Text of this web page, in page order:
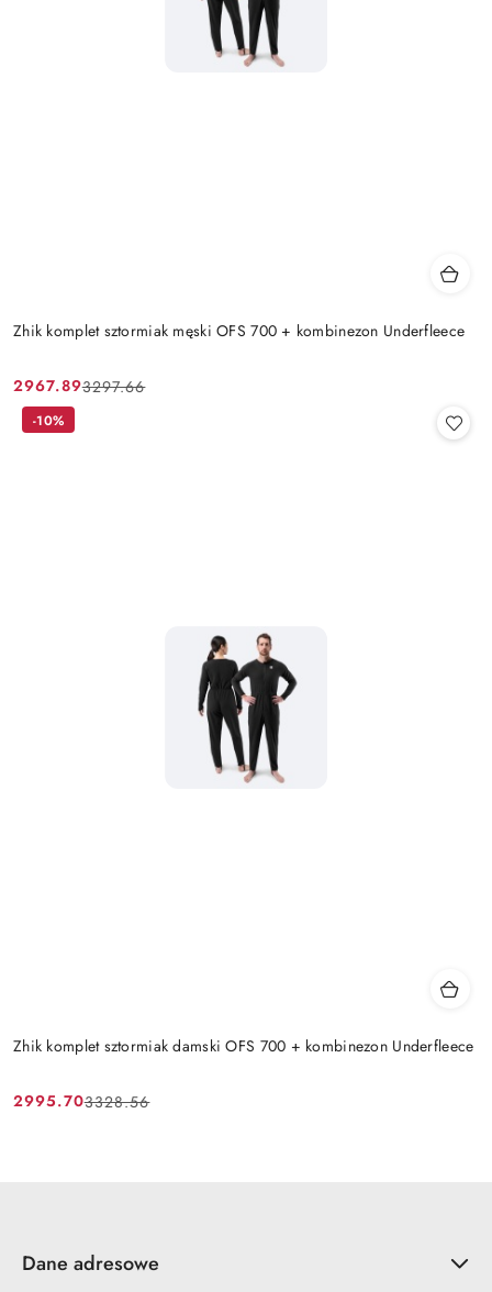
Zhik komplet sztormiak męski OFS 700 + kombinezon Underfleece
Cena
promocyjna:
2967.89
Cena
przed
3297.66
Zhik komplet sztormiak damski OFS 700 + kombinezon Underfleece
Cena
2995.70
Cena
3328.56
-10%
Dane adresowe